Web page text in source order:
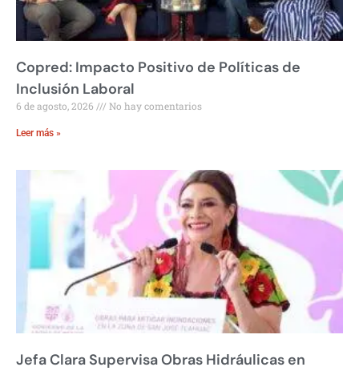
Copred: Impacto Positivo de Políticas de
Inclusión Laboral
6 de agosto, 2026 No hay comentarios
Leer más »
Jefa Clara Supervisa Obras Hidráulicas en